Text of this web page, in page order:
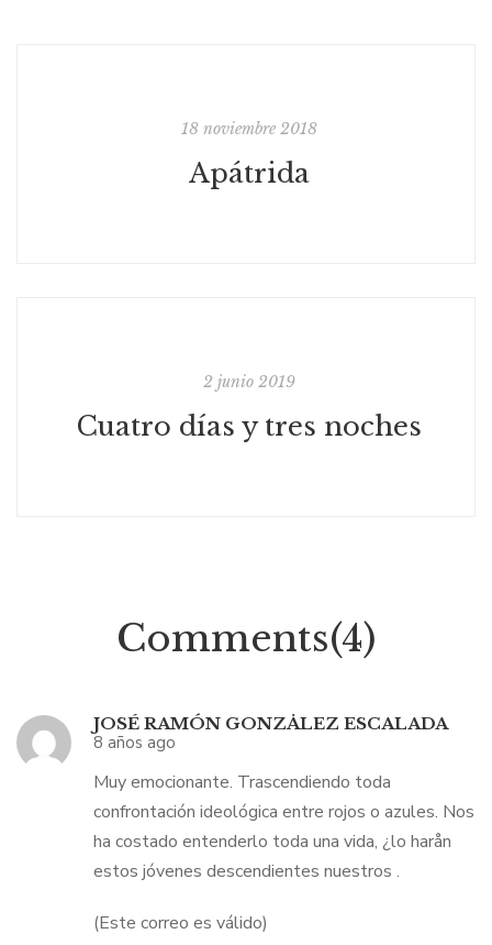
18 noviembre 2018
Apátrida
2 junio 2019
Cuatro días y tres noches
Comments(4)
JOSÉ RAMÓN GONZÅLEZ ESCALADA
8 años ago
Muy emocionante. Trascendiendo toda
confrontación ideológica entre rojos o azules. Nos
ha costado entenderlo toda una vida, ¿lo harån
estos jóvenes descendientes nuestros .
(Este correo es válido)